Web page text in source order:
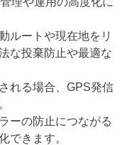
ルートや現在地をリ
な投棄防止や最適な
れる場合、GPS発信
ーの防止につながる
できます。